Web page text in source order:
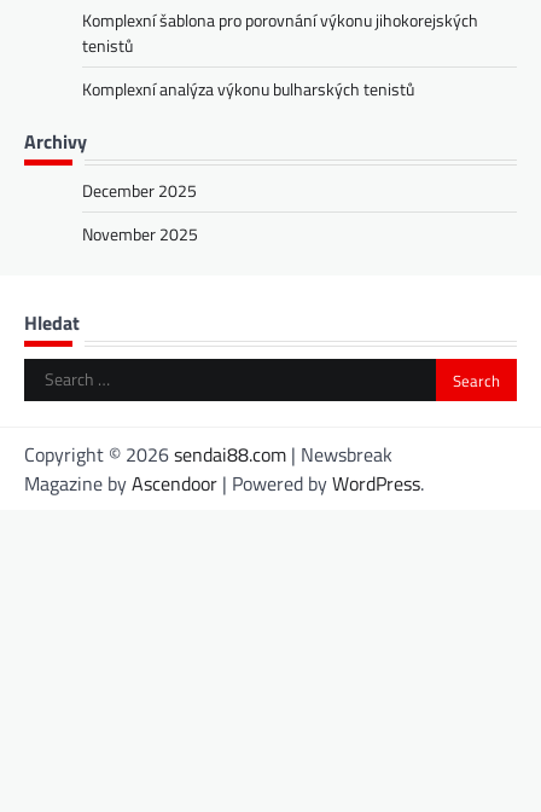
Komplexní šablona pro porovnání výkonu jihokorejských
tenistů
Komplexní analýza výkonu bulharských tenistů
Archivy
December 2025
November 2025
Hledat
Search
for:
Copyright © 2026sendai88.com | Newsbreak
Magazine byAscendoor | Powered byWordPress.